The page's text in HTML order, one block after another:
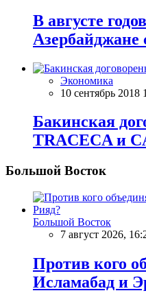
В августе
Азербайджане
Экономика
10 сентябрь 2018
Бакинская
TRACECA и
Большой Восток
Большой Восток
7 август 2026,
Против кого
Исламабад и